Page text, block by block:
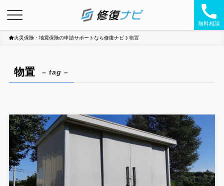
無料相談
火災保険・地震保険の申請サポートなら修復ナビ 物置
物置 – tag –